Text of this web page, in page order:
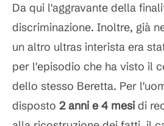
Da qui l'aggravante della
discriminazione. Inoltre, già
un altro ultras interista era
per l'episodio che ha visto il
dello stesso Beretta. Per
disposto 2 anni e 4 mesi di